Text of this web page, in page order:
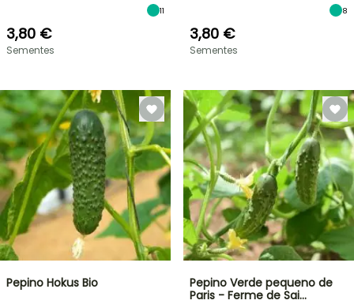
11
3,80 €
Sementes
8
3,80 €
Sementes
Pepino Hokus Bio
Pepino Verde pequeno de
Paris - Ferme de Sai…